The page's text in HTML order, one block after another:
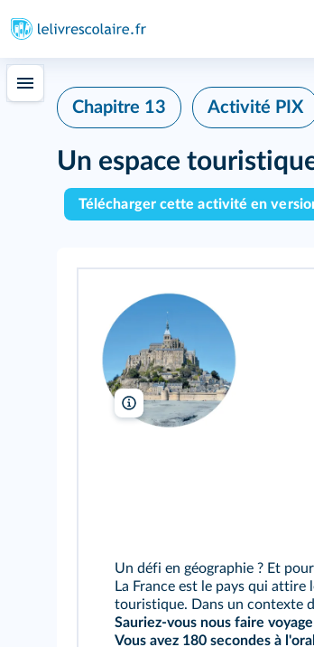
Chapitre 13 Activité PIX
Un espace
Télécharger cette activité en
ClaudiaMImages/Alamy
Un défi en géographie ? Et
La France est le pays qui
touristique. Dans un contexte
Sauriez‑vous nous faire
Vous avez 180 secondes à